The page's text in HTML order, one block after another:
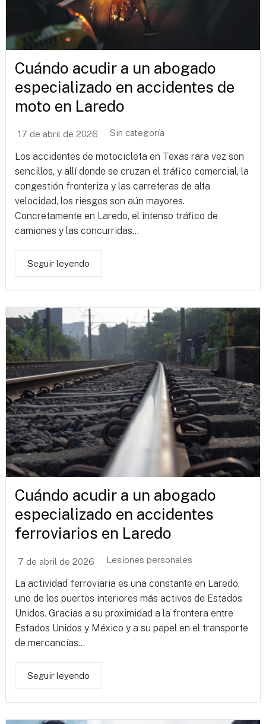
Cuándo acudir a un abogado
especializado en accidentes de
moto en Laredo
17 de abril de 2026 Sin categoría
Los accidentes de motocicleta en Texas rara vez son
sencillos, y allí donde se cruzan el tráfico comercial, la
congestión fronteriza y las carreteras de alta
velocidad, los riesgos son aún mayores.
Concretamente en Laredo, el intenso tráfico de
camiones y las concurridas...
Seguir leyendo
Cuándo acudir a un abogado
especializado en accidentes
ferroviarios en Laredo
7 de abril de 2026 Lesiones personales
La actividad ferroviaria es una constante en Laredo,
uno de los puertos interiores más activos de Estados
Unidos. Gracias a su proximidad a la frontera entre
Estados Unidos y México y a su papel en el transporte
de mercancías...
Seguir leyendo